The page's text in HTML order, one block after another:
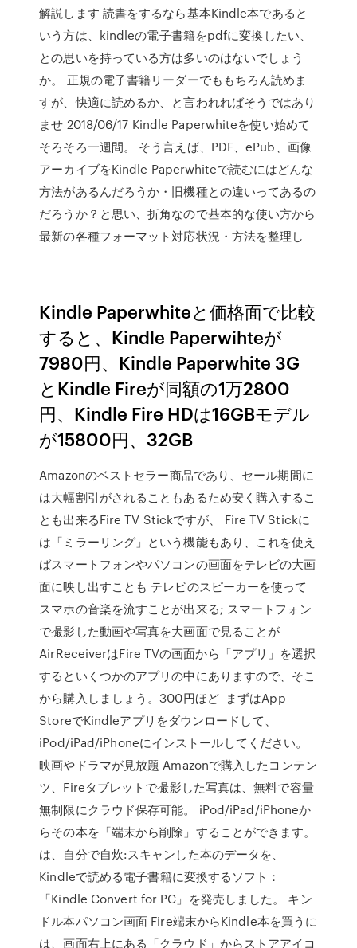
解説します 読書をするなら基本Kindle本であると
いう方は、kindleの電子書籍をpdfに変換したい、
との思いを持っている方は多いのはないでしょう
か。 正規の電子書籍リーダーでももちろん読めま
すが、快適に読めるか、と言われればそうではあり
ませ 2018/06/17 Kindle Paperwhiteを使い始めて
そろそろ一週間。 そう言えば、PDF、ePub、画像
アーカイブをKindle Paperwhiteで読むにはどんな
方法があるんだろうか・旧機種との違いってあるの
だろうか？と思い、折角なので基本的な使い方から
最新の各種フォーマット対応状況・方法を整理し
Kindle Paperwhiteと価格面で比較
すると、Kindle Paperwihteが
7980円、Kindle Paperwhite 3G
とKindle Fireが同額の1万2800
円、Kindle Fire HDは16GBモデル
が15800円、32GB
Amazonのベストセラー商品であり、セール期間に
は大幅割引がされることもあるため安く購入するこ
とも出来るFire TV Stickですが、 Fire TV Stickに
は「ミラーリング」という機能もあり、これを使え
ばスマートフォンやパソコンの画面をテレビの大画
面に映し出すことも テレビのスピーカーを使って
スマホの音楽を流すことが出来る; スマートフォン
で撮影した動画や写真を大画面で見ることが
AirReceiverはFire TVの画面から「アプリ」を選択
するといくつかのアプリの中にありますので、そこ
から購入しましょう。300円ほど まずはApp
StoreでKindleアプリをダウンロードして、
iPod/iPad/iPhoneにインストールしてください。
映画やドラマが見放題 Amazonで購入したコンテン
ツ、Fireタブレットで撮影した写真は、無料で容量
無制限にクラウド保存可能。 iPod/iPad/iPhoneか
らその本を「端末から削除」することができます。
は、自分で自炊:スキャンした本のデータを、
Kindleで読める電子書籍に変換するソフト：
「Kindle Convert for PC」を発売しました。 キン
ドル本パソコン画面 Fire端末からKindle本を買うに
は、画面右上にある「クラウド」からストアアイコ